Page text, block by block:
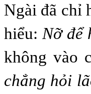
Ngài đã chỉ
hiểu: Nỡ để
không vào
chẳng hỏi